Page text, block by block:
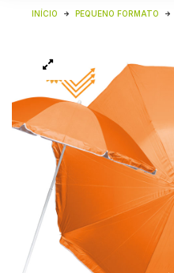
INÍCIO PEQUENO FORMATO